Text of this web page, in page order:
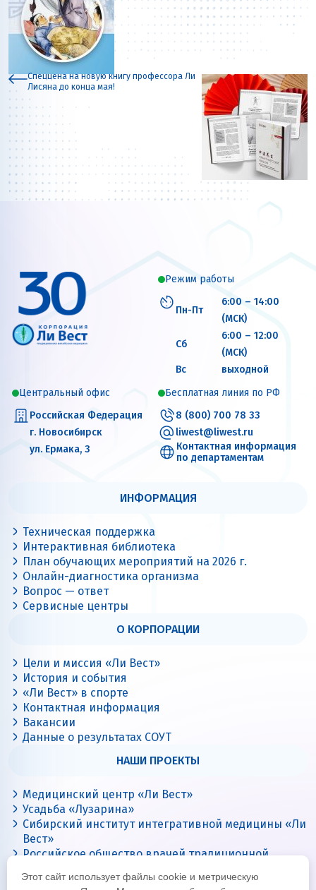
Спеццена на новую книгу профессора Ли
Лисяна до конца мая!
Режим работы
Пн-Пт
6:00 – 14:00
(МСК)
Сб
6:00 – 12:00
(МСК)
Вс
выходной
Центральный офис
Российская Федерация
г. Новосибирск
ул. Ермака, 3
Бесплатная линия по РФ
8 (800) 700 78 33
liwest@liwest.ru
Контактная информация
по департаментам
ИНФОРМАЦИЯ
Техническая поддержка
Интерактивная библиотека
План обучающих мероприятий на 2026 г.
Онлайн-диагностика организма
Вопрос — ответ
Сервисные центры
О КОРПОРАЦИИ
Цели и миссия «Ли Вест»
История и события
«Ли Вест» в спорте
Контактная информация
Вакансии
Данные о результатах СОУТ
НАШИ ПРОЕКТЫ
Медицинский центр «Ли Вест»
Усадьба «Лузарина»
Сибирский институт интегративной медицины «Ли
Вест»
Российское общество врачей традиционной
Цигун с Ли Вест
Этот сайт использует файлы cookie и метрическую